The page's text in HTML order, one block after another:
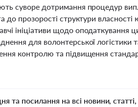
суворе дотримання процедур
до прозорості структури
ініціативи щодо оподаткування
для волонтерської логістики
контролю та підвищення
та посилання на всі новини,